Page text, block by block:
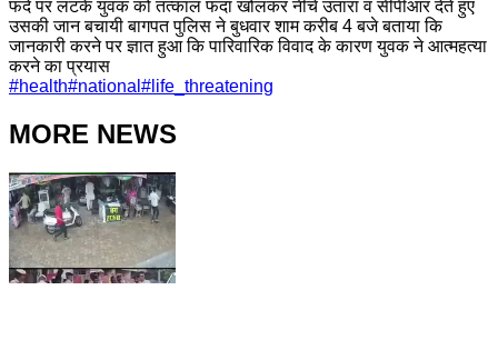
फंदे पर लटके युवक को तत्‍काल फंदा खोलकर नीचे उतारा व सीपीआर देते हुए
उसकी जान बचायी बागपत पुलिस ने बुधवार शाम करीब 4 बजे बताया कि
जानकारी करने पर ज्ञात हुआ कि पारिवारिक विवाद के कारण युवक ने आत्‍महत्‍या
करने का प्रयास
#health#national # life_threatening
MORE NEWS